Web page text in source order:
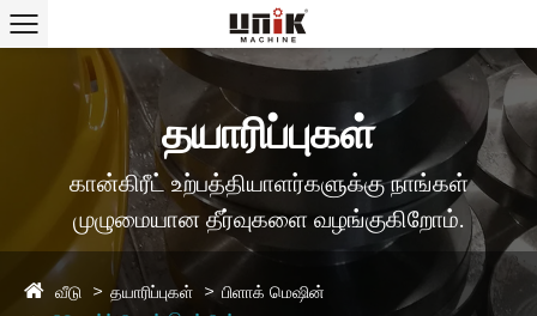
தயாரிப்புகள்
கான்கிரீட் உற்பத்தியாளர்களுக்கு நாங்கள்
முழுமையான தீர்வுகளை வழங்குகிறோம்.
வீடு தயாரிப்புகள்
பிளாக் மெஷின்